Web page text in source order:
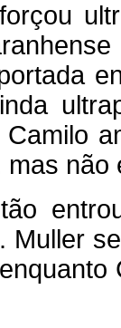
mas
Muller